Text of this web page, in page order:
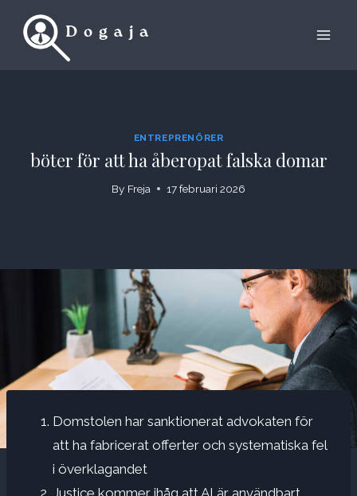
ENTREPRENÖRER
böter för att ha åberopat falska domar
By Freja 17 februari 2026
Domstolen har sanktionerat advokaten för
att ha fabricerat offerter och systematiska fel
i överklagandet
Justice kommer ihåg att AI är användbart,